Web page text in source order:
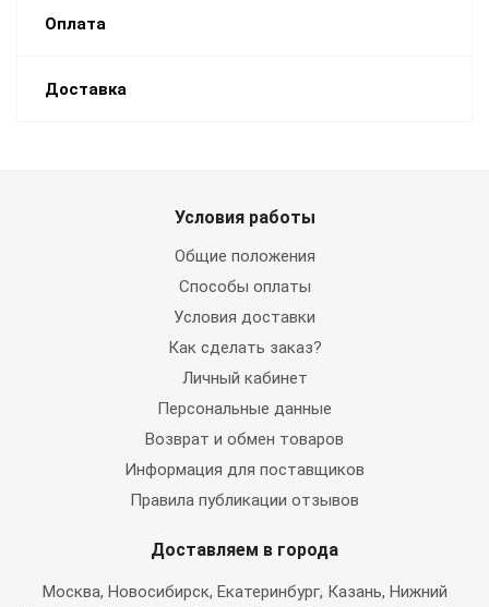
Оплата
Доставка
Условия работы
Общие положения
Способы оплаты
Условия доставки
Как сделать заказ?
Личный кабинет
Персональные данные
Возврат и обмен товаров
Информация для поставщиков
Правила публикации отзывов
Доставляем в города
Москва, Новосибирск, Екатеринбург, Казань, Нижний